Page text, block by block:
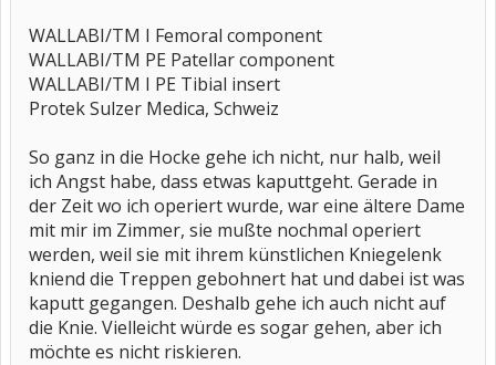
WALLABI/TM I Femoral component
WALLABI/TM PE Patellar component
WALLABI/TM I PE Tibial insert
Protek Sulzer Medica, Schweiz
So ganz in die Hocke gehe ich nicht, nur halb, weil
ich Angst habe, dass etwas kaputtgeht. Gerade in
der Zeit wo ich operiert wurde, war eine ältere Dame
mit mir im Zimmer, sie mußte nochmal operiert
werden, weil sie mit ihrem künstlichen Kniegelenk
kniend die Treppen gebohnert hat und dabei ist was
kaputt gegangen. Deshalb gehe ich auch nicht auf
die Knie. Vielleicht würde es sogar gehen, aber ich
möchte es nicht riskieren.